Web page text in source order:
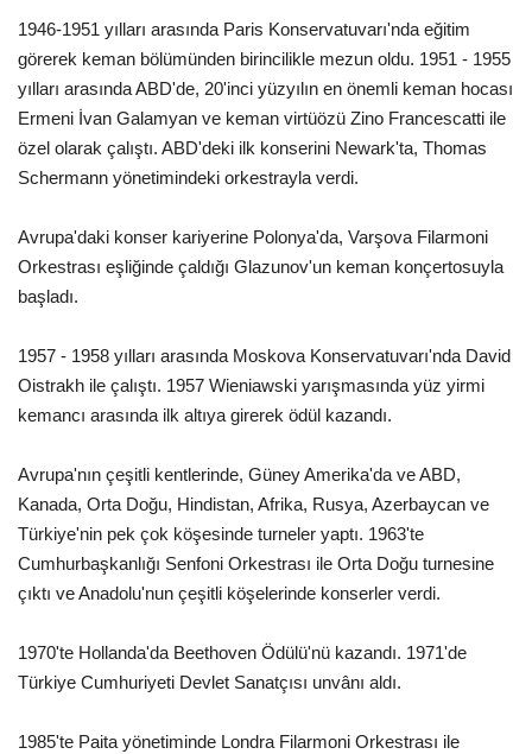
1946-1951 yılları arasında Paris Konservatuvarı'nda eğitim
görerek keman bölümünden birincilikle mezun oldu. 1951 - 1955
yılları arasında ABD'de, 20'inci yüzyılın en önemli keman hocası
Ermeni İvan Galamyan ve keman virtüözü Zino Francescatti ile
özel olarak çalıştı. ABD'deki ilk konserini Newark'ta, Thomas
Schermann yönetimindeki orkestrayla verdi.
Avrupa'daki konser kariyerine Polonya'da, Varşova Filarmoni
Orkestrası eşliğinde çaldığı Glazunov'un keman konçertosuyla
başladı.
1957 - 1958 yılları arasında Moskova Konservatuvarı'nda David
Oistrakh ile çalıştı. 1957 Wieniawski yarışmasında yüz yirmi
kemancı arasında ilk altıya girerek ödül kazandı.
Avrupa'nın çeşitli kentlerinde, Güney Amerika'da ve ABD,
Kanada, Orta Doğu, Hindistan, Afrika, Rusya, Azerbaycan ve
Türkiye'nin pek çok köşesinde turneler yaptı. 1963'te
Cumhurbaşkanlığı Senfoni Orkestrası ile Orta Doğu turnesine
çıktı ve Anadolu'nun çeşitli köşelerinde konserler verdi.
1970'te Hollanda'da Beethoven Ödülü'nü kazandı. 1971'de
Türkiye Cumhuriyeti Devlet Sanatçısı unvânı aldı.
1985'te Paita yönetiminde Londra Filarmoni Orkestrası ile